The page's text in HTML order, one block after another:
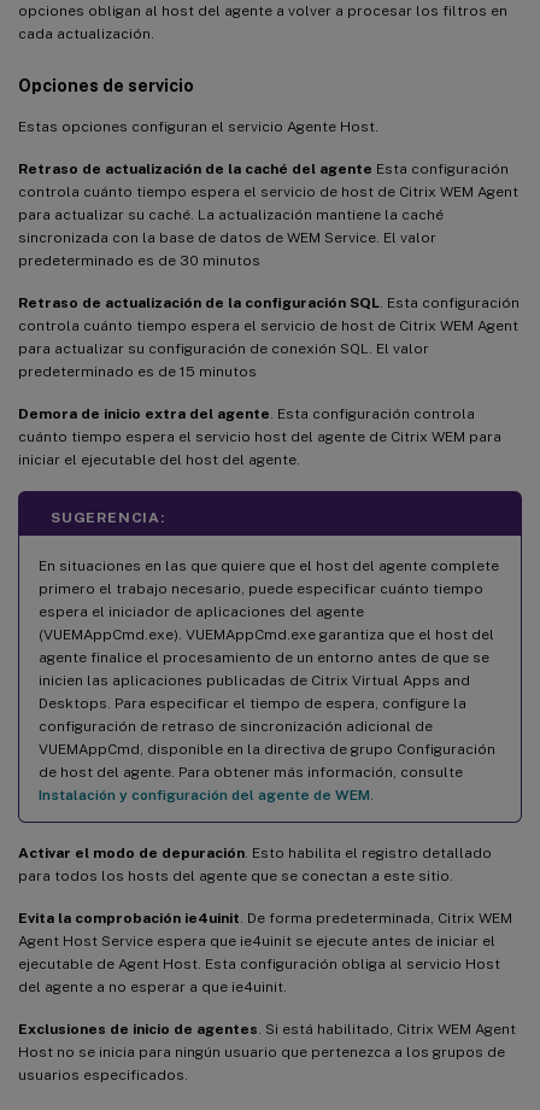
opciones obligan al host del agente a volver a procesar los filtros en
cada actualización.
Opciones de servicio
Estas opciones configuran el servicio Agente Host.
Retraso de actualización de la caché del agente Esta configuración
controla cuánto tiempo espera el servicio de host de Citrix WEM Agent
para actualizar su caché. La actualización mantiene la caché
sincronizada con la base de datos de WEM Service. El valor
predeterminado es de 30 minutos
Retraso de actualización de la configuración SQL . Esta configuración
controla cuánto tiempo espera el servicio de host de Citrix WEM Agent
para actualizar su configuración de conexión SQL. El valor
predeterminado es de 15 minutos
Demora de inicio extra del agente . Esta configuración controla
cuánto tiempo espera el servicio host del agente de Citrix WEM para
iniciar el ejecutable del host del agente.
SUGERENCIA:
En situaciones en las que quiere que el host del agente complete
primero el trabajo necesario, puede especificar cuánto tiempo
espera el iniciador de aplicaciones del agente
(VUEMAppCmd.exe). VUEMAppCmd.exe garantiza que el host del
agente finalice el procesamiento de un entorno antes de que se
inicien las aplicaciones publicadas de Citrix Virtual Apps and
Desktops. Para especificar el tiempo de espera, configure la
configuración de retraso de sincronización adicional de
VUEMAppCmd, disponible en la directiva de grupo Configuración
de host del agente. Para obtener más información, consulte
Instalación y configuración del agente de WEM
Activar el modo de depuración . Esto habilita el registro detallado
para todos los hosts del agente que se conectan a este sitio.
Evita la comprobación ie4uinit . De forma predeterminada, Citrix WEM
Agent Host Service espera que ie4uinit se ejecute antes de iniciar el
ejecutable de Agent Host. Esta configuración obliga al servicio Host
del agente a no esperar a que ie4uinit.
Exclusiones de inicio de agentes . Si está habilitado, Citrix WEM Agent
Host no se inicia para ningún usuario que pertenezca a los grupos de
usuarios especificados.